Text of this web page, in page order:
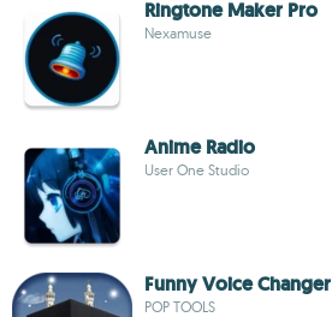
Ringtone Maker Pro
Nexamuse
Anime Radio
User One Studio
Funny Voice Changer
POP TOOLS